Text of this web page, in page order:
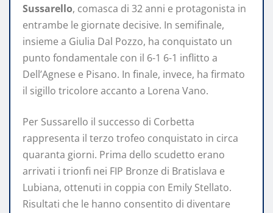
Sussarello, comasca di 32 anni e protagonista in
entrambe le giornate decisive. In semifinale,
insieme a Giulia Dal Pozzo, ha conquistato un
punto fondamentale con il 6-1 6-1 inflitto a
Dell’Agnese e Pisano. In finale, invece, ha firmato
il sigillo tricolore accanto a Lorena Vano.
Per Sussarello il successo di Corbetta
rappresenta il terzo trofeo conquistato in circa
quaranta giorni. Prima dello scudetto erano
arrivati i trionfi nei FIP Bronze di Bratislava e
Lubiana, ottenuti in coppia con Emily Stellato.
Risultati che le hanno consentito di diventare